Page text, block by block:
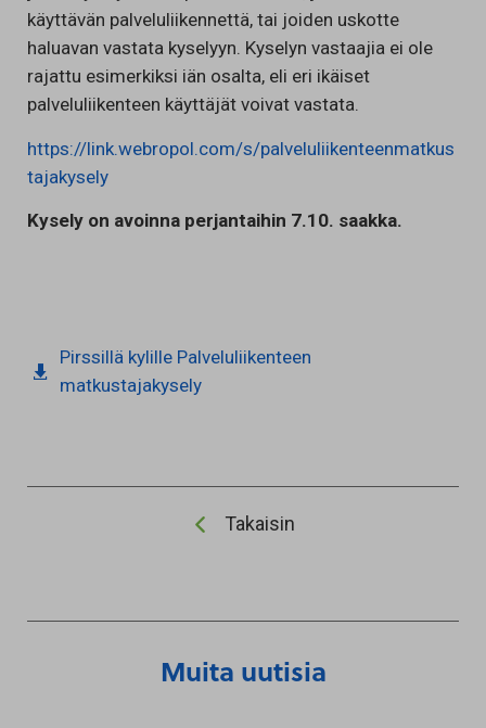
käyttävän palveluliikennettä, tai joiden uskotte
haluavan vastata kyselyyn. Kyselyn vastaajia ei ole
rajattu esimerkiksi iän osalta, eli eri ikäiset
palveluliikenteen käyttäjät voivat vastata.
https://link.webropol.com/s/palveluliikenteenmatkus
tajakysely
Kysely on avoinna perjantaihin 7.10. saakka.
Pirssillä kylille Palveluliikenteen
matkustajakysely
Takaisin
Muita uutisia